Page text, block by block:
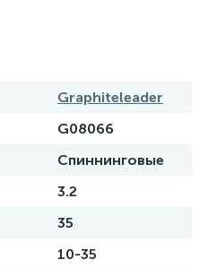
Graphiteleader
G08066
Спиннинговые
3.2
35
10-35